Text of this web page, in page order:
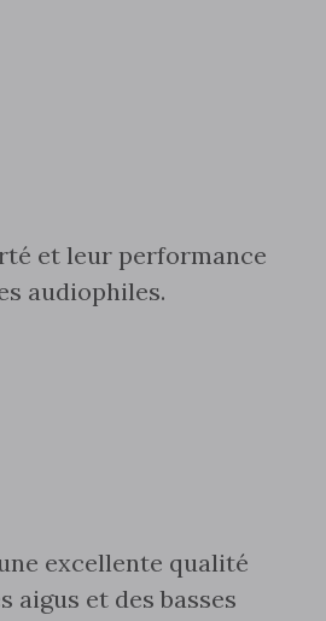
et leur performance
audiophiles.
excellente qualité
aigus et des basses